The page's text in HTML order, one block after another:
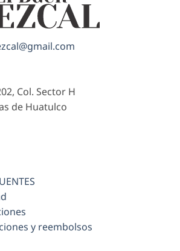
Col. Sector H
de Huatulco
y reembolsos